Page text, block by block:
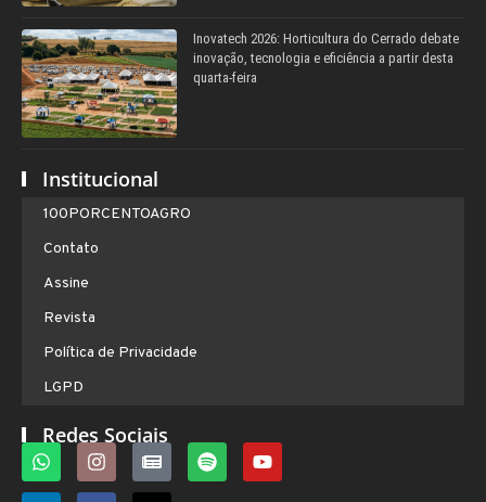
Inovatech 2026: Horticultura do Cerrado debate
inovação, tecnologia e eficiência a partir desta
quarta-feira
Institucional
100PORCENTOAGRO
Contato
Assine
Revista
Política de Privacidade
LGPD
Redes Sociais